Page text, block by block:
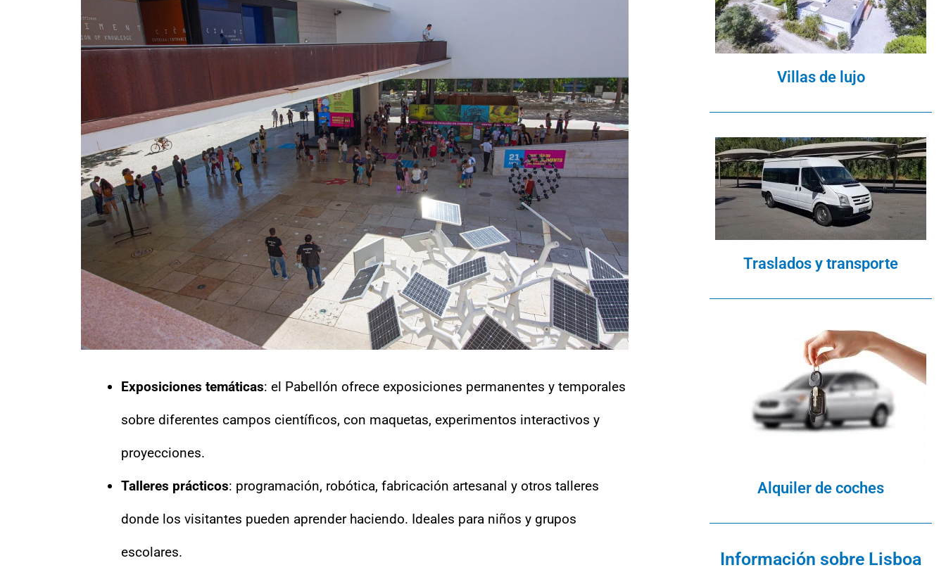
Exposiciones temáticas: el Pabellón ofrece exposiciones permanentes y temporales
sobre diferentes campos científicos, con maquetas, experimentos interactivos y
proyecciones.
Talleres prácticos: programación, robótica, fabricación artesanal y otros talleres
donde los visitantes pueden aprender haciendo. Ideales para niños y grupos
escolares.
Villas de lujo
Traslados y transporte
Alquiler de coches
Información sobre Lisboa